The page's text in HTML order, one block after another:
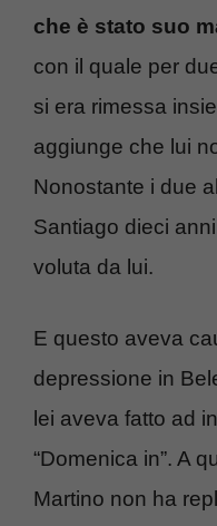
che è stato suo
con il quale per
si era rimessa
aggiunge che lui
Nonostante i due
Santiago dieci
voluta da lui.
E questo aveva
depressione in
lei aveva fatto ad
“Domenica in”. A
Martino non ha